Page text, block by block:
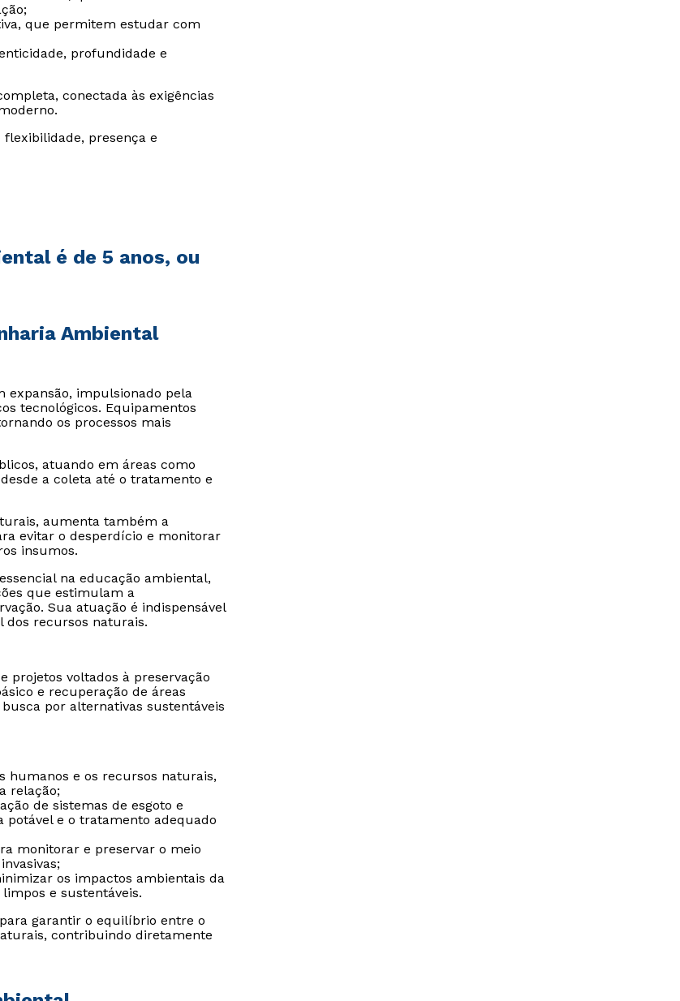
que permitem estudar com
profundidade e
conectada às exigências
presença e
é de 5 anos, ou
Ambiental
expansão, impulsionado pela
tecnológicos. Equipamentos
os processos mais
atuando em áreas como
a coleta até o tratamento e
aumenta também a
evitar o desperdício e monitorar
insumos.
na educação ambiental,
que estimulam a
Sua atuação é indispensável
dos recursos naturais.
projetos voltados à preservação
e recuperação de áreas
por alternativas sustentáveis
humanos e os recursos naturais,
relação;
de sistemas de esgoto e
potável e o tratamento adequado
monitorar e preservar o meio
os impactos ambientais da
e sustentáveis.
garantir o equilíbrio entre o
contribuindo diretamente
Rápido e fácil
WhatsApp
ou
de acordo com aPolítica de Privacidade.
Rápido e fácil
WhatsApp
ou
de acordo com aPolítica de Privacidade.